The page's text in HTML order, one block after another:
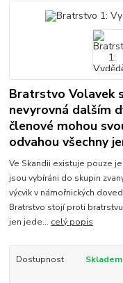
Bratrstvo Volavek
nevyrovná dalším
členové mohou
odvahou všechny
Ve Skandii existuje pouze
jsou vybíráni do skupin
výcvik v námořnických
Bratrstvo stojí proti
jen jede... celý popis
Dostupnost